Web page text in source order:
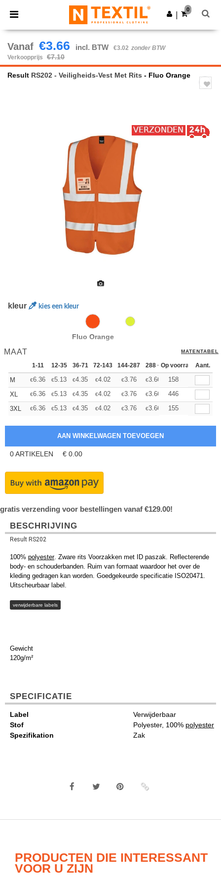
× Ntextil-app
Betere prijzen in de app!
Download app
0
Vanaf €3.66 incl. BTW €3.02 zonder BTW
Verkoopprijs
€7.10
Result RS202 - Veiligheids-Vest Met Rits - Fluo Orange
kleur kies een kleur
Fluo Orange
MAAT MATENTABEL
1-11 12-35 36-71 72-143 144-287 288 + Meer
Op voorraadAant.
M €6.36 €5.13 €4.35 €4.02 €3.76 €3.66 +
158
XL
€6.36 €5.13 €4.35 €4.02 €3.76 €3.66 +
446
3XL
€6.36 €5.13 €4.35 €4.02 €3.76 €3.66 +
155
0ARTIKELEN € 0.00
gratis verzending voor bestellingen vanaf €129.00!
BESCHRIJVING
Result RS202
100% polyester. Zware rits Voorzakken met ID paszak. Reflecterende
body- en schouderbanden. Ruim van formaat waardoor het over de
kleding gedragen kan worden. Goedgekeurde specificatie ISO20471.
Uitscheurbaar label.
verwijderbare labels
Gewicht
120g/m²
SPECIFICATIE
Label
Verwijderbaar
Stof
Polyester, 100% polyester
Spezifikation
Zak
PRODUCTEN DIE INTERESSANT
VOOR U ZIJN